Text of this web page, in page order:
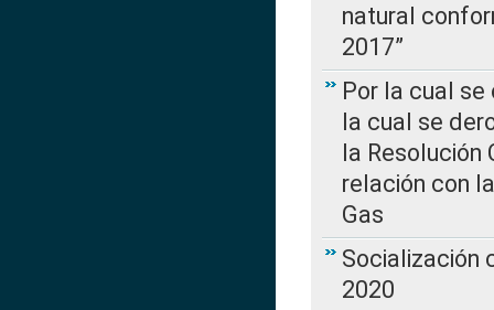
natural
2017”
Por la cual
la cual se
la Resolución
relación con
Gas
Socialización
2020